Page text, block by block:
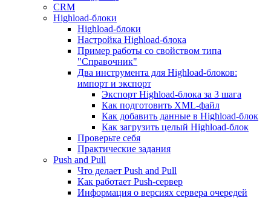
CRM
Highload-блоки
Highload-блоки
Настройка Highload-блока
Пример работы со свойством типа
"Справочник"
Два инструмента для Highload-блоков:
импорт и экспорт
Экспорт Highload-блока за 3 шага
Как подготовить XML-файл
Как добавить данные в Highload-блок
Как загрузить целый Highload-блок
Проверьте себя
Практические задания
Push and Pull
Что делает Push and Pull
Как работает Push-сервер
Информация о версиях сервера очередей